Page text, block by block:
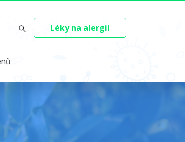
Léky na alergii